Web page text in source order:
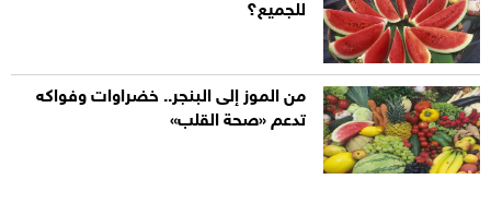
للجميع؟
من الموز إلى البنجر.. خضراوات وفواكه
تدعم «صحة القلب»